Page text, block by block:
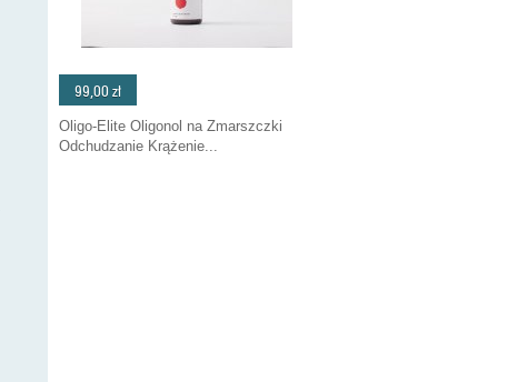
99,00 zł
Oligo-Elite Oligonol na Zmarszczki
Odchudzanie Krążenie...